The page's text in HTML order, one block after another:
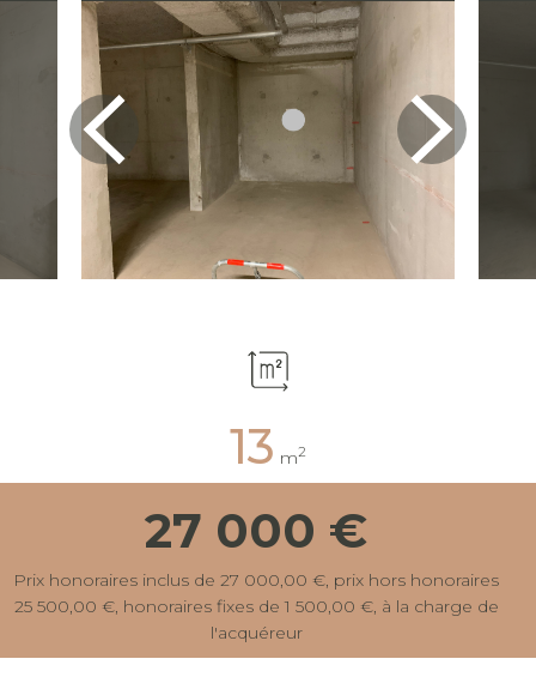
13 m2
27 000 €
Prix honoraires inclus de 27 000,00 €, prix hors honoraires
25 500,00 €, honoraires fixes de 1 500,00 €, à la charge de
l'acquéreur